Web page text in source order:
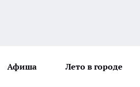
Афиша Лето в городе